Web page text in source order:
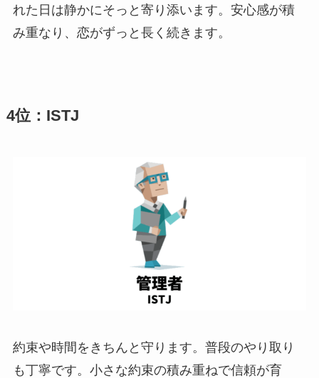
れた日は静かにそっと寄り添います。安心感が積
み重なり、恋がずっと長く続きます。
4位：ISTJ
約束や時間をきちんと守ります。普段のやり取り
も丁寧です。小さな約束の積み重ねで信頼が育